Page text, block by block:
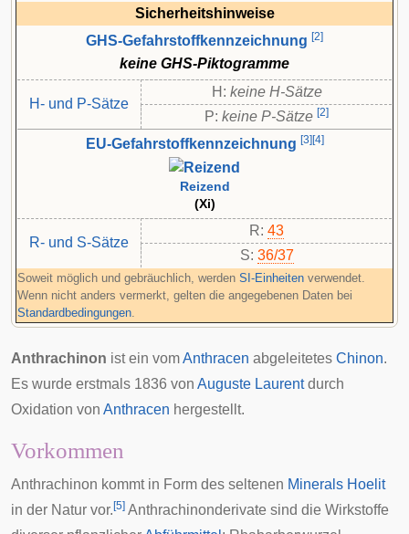
Sicherheitshinweise
GHS-Gefahrstoffkennzeichnung [2]
keine GHS-Piktogramme
H- und P-Sätze
H: keine H-Sätze
P: keine P-Sätze [2]
EU-Gefahrstoffkennzeichnung [3] [4]
Reizend
(Xi)
R- und S-Sätze
R: 43
S: 36/37
Soweit möglich und gebräuchlich, werden SI-Einheiten verwendet.
Wenn nicht anders vermerkt, gelten die angegebenen Daten bei
Standardbedingungen.
Anthrachinon ist ein vomAnthracen abgeleitetes Chinon.
Es wurde erstmals 1836 von Auguste Laurentdurch
Oxidation von Anthracen hergestellt.
Vorkommen
Anthrachinon kommt in Form des seltenen Minerals Hoelit
in der Natur vor. [5] Anthrachinonderivate sind die Wirkstoffe